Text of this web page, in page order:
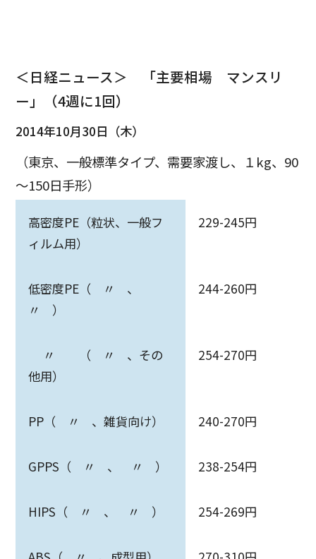
＜日経ニュース＞ 「主要相場 マンスリ
ー」（4週に1回）
2014年10月30日（木）
（東京、一般標準タイプ、需要家渡し、１kg、90
～150日手形）
高密度PE（粒状、一般フ
ィルム用）
229-245円
低密度PE（ 〃 、
〃 ）
244-260円
〃 （ 〃 、その
他用）
254-270円
PP（ 〃 、雑貨向け） 240-270円
GPPS（ 〃 、 〃 ） 238-254円
HIPS（ 〃 、 〃 ） 254-269円